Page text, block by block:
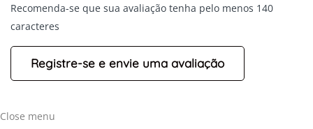
Recomenda-se que sua avaliação tenha pelo menos 140
caracteres
Close menu